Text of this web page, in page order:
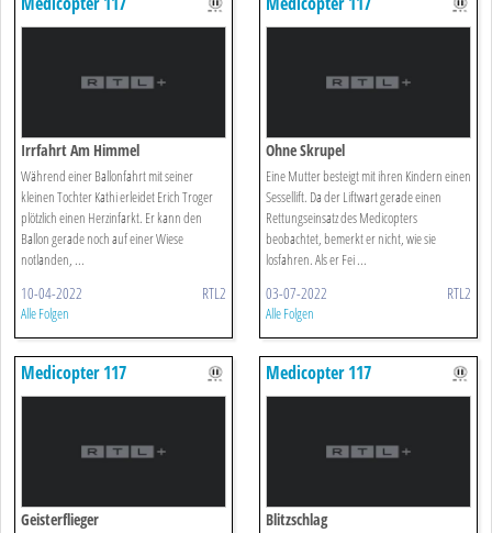
Irrfahrt Am Himmel
Während einer Ballonfahrt mit seiner
kleinen Tochter Kathi erleidet Erich Troger
plötzlich einen Herzinfarkt. Er kann den
Ballon gerade noch auf einer Wiese
notlanden, ...
10-04-2022 RTL2
Alle Folgen
Ohne Skrupel
Eine Mutter besteigt mit ihren Kindern einen
Sessellift. Da der Liftwart gerade einen
Rettungseinsatz des Medicopters
beobachtet, bemerkt er nicht, wie sie
losfahren. Als er Fei ...
03-07-2022 RTL2
Alle Folgen
Medicopter 117
Geisterflieger
Medicopter 117
Blitzschlag